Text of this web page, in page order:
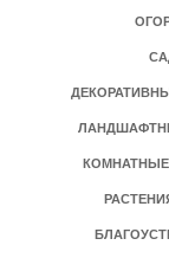
КОМНАТНЫЕ